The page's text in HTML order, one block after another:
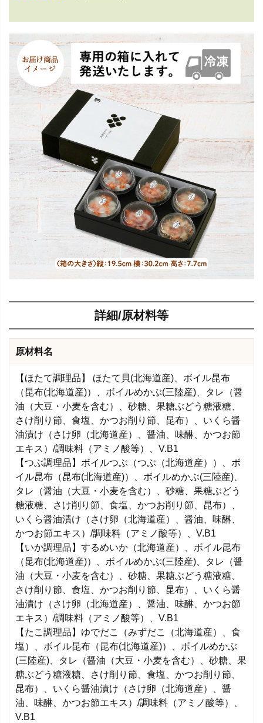
詳細/原材料等
原材料名
【ほたて調理品】 ほたて貝(北海道産)、ボイル昆布
（昆布(北海道産)）、ボイルめかぶ(三陸産)、タレ（醤
油（大豆・小麦を含む）、砂糖、果糖ぶどう糖液糖、
さけ削り節、食塩、かつお削り節、昆布）、いくら醤
油漬け（さけ卵（北海道産）、醤油、味醂、かつお節
エキス）/調味料（アミノ酸等）、V.B1
【つぶ調理品】ボイルつぶ（つぶ（北海道産））、ボ
イル昆布（昆布(北海道産)）、ボイルめかぶ(三陸産)、
タレ（醤油（大豆・小麦を含む）、砂糖、果糖ぶどう
糖液糖、さけ削り節、食塩、かつお削り節、昆布）、
いくら醤油漬け（さけ卵（北海道産）、醤油、味醂、
かつお節エキス）/調味料（アミノ酸等）、V.B1
【いか調理品】するめいか（北海道産）、ボイル昆布
（昆布(北海道産)）、ボイルめかぶ(三陸産)、タレ（醤
油（大豆・小麦を含む）、砂糖、果糖ぶどう糖液糖、
さけ削り節、食塩、かつお削り節、昆布）、いくら醤
油漬け（さけ卵（北海道産）、醤油、味醂、かつお節
エキス）/調味料（アミノ酸等）、V.B1
【たこ調理品】ゆでだこ（みずだこ（北海道産）、食
塩）、ボイル昆布（昆布(北海道産)）、ボイルめかぶ
(三陸産)、タレ（醤油（大豆・小麦を含む）、砂糖、果
糖ぶどう糖液糖、さけ削り節、食塩、かつお削り節、
昆布）、いくら醤油漬け（さけ卵（北海道産）、醤
油、味醂、かつお節エキス）/調味料（アミノ酸等）、
V.B1